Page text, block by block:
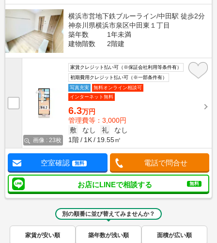
横浜市営地下鉄ブルーライン/中田駅 徒歩2分
神奈川県横浜市泉区中田東１丁目
築年数
1年未満
建物階数
2階建
画像 : 23枚
家賃クレジット払い可（※保証会社利用等条件有）
初期費用クレジット払い可（※一部条件有）
写真充実
無料オンライン相談可
インターネット無料
6.3万円
管理費等：3,000円
敷
なし 礼
なし
1階
1K 19.55㎡
空室確認 無料 電話で問合せ
お店にLINEで相談する 無料
別の順番に並び替えてみませんか？
家賃が安い順 築年数が浅い順 面積が広い順